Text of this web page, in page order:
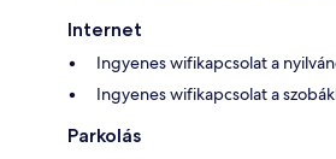
Internet
Ingyenes wifikapcsolat a
Ingyenes wifikapcsolat a
Parkolás